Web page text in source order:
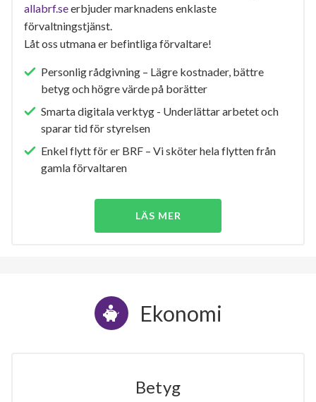
allabrf.seerbjuder marknadens enklaste
förvaltningstjänst.
Låt oss utmana er befintliga förvaltare!
Personlig rådgivning – Lägre kostnader, bättre
betyg och högre värde på borätter
Smarta digitala verktyg - Underlättar arbetet och
sparar tid för styrelsen
Enkel flytt för er BRF – Vi sköter hela flytten från
gamla förvaltaren
LÄS MER
Ekonomi
Betyg